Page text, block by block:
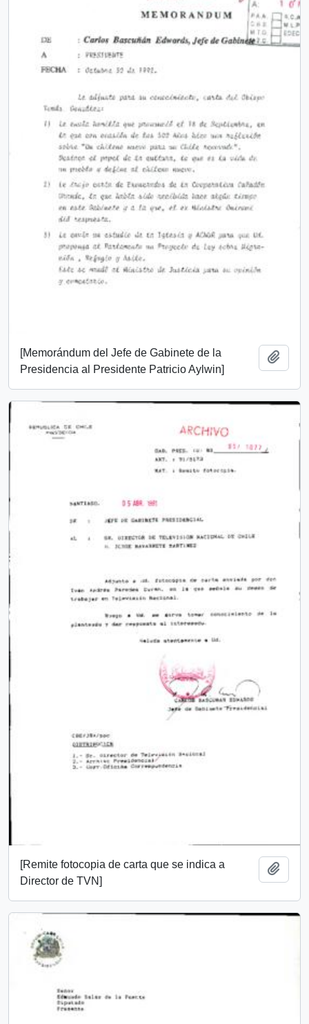
[Memorándum del Jefe de Gabinete de la
Presidencia al Presidente Patricio Aylwin]
[Remite fotocopia de carta que se indica a
Director de TVN]